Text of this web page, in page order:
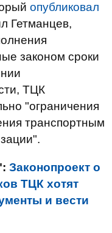
опубликовал
Гетманцев,
законом сроки
ТЦК
"ограничения
транспортным
Законопроект о
ТЦК хотят
и вести